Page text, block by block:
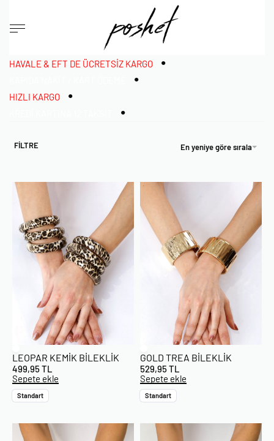
HAVALE & EFT DE ÜCRETSİZ KARGO •
•
HIZLI KARGO •
•
En yeniye göre sırala
FİLTRE
LEOPAR KEMIK BILEKLIK
499,95TL
Sepete ekle
Standart
GOLD TREA BILEKLIK
529,95TL
Sepete ekle
Standart